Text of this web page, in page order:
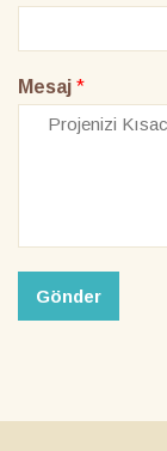
Mesaj *
Gönder